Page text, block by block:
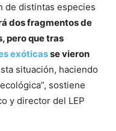
de distintas especies
dos fragmentos de
pero que tras
exóticasse vieron
situación, haciendo
sostiene
y director del LEP